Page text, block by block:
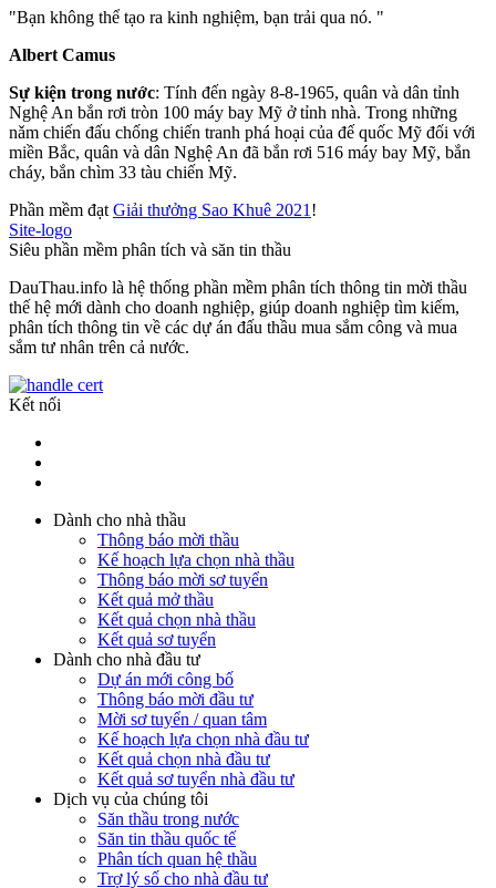
"Bạn không thể tạo ra kinh nghiệm, bạn trải qua nó. "
Albert Camus
Sự kiện trong nước: Tính đến ngày 8-8-1965, quân và dân tỉnh
Nghệ An bắn rơi tròn 100 máy bay Mỹ ở tỉnh nhà. Trong những
nǎm chiến đấu chống chiến tranh phá hoại của đế quốc Mỹ đối với
miền Bắc, quân và dân Nghệ An đã bắn rơi 516 máy bay Mỹ, bắn
cháy, bắn chìm 33 tàu chiến Mỹ.
Phần mềm đạt Giải thưởng Sao Khuê 2021 !
Site-logo
Siêu phần mềm phân tích và săn tin thầu
DauThau.info là hệ thống phần mềm phân tích thông tin mời thầu
thế hệ mới dành cho doanh nghiệp, giúp doanh nghiệp tìm kiếm,
phân tích thông tin về các dự án đấu thầu mua sắm công và mua
sắm tư nhân trên cả nước.
Kết nối
Dành cho nhà thầu
Thông báo mời thầu
Kế hoạch lựa chọn nhà thầu
Thông báo mời sơ tuyển
Kết quả mở thầu
Kết quả chọn nhà thầu
Kết quả sơ tuyển
Dành cho nhà đầu tư
Dự án mới công bố
Thông báo mời đầu tư
Mời sơ tuyển / quan tâm
Kế hoạch lựa chọn nhà đầu tư
Kết quả chọn nhà đầu tư
Kết quả sơ tuyển nhà đầu tư
Dịch vụ của chúng tôi
Săn thầu trong nước
Săn tin thầu quốc tế
Phân tích quan hệ thầu
Trợ lý số cho nhà đầu tư